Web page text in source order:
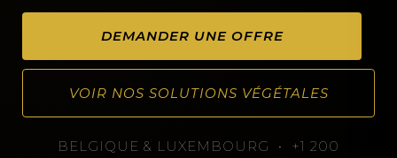
DEMANDER UNE OFFRE
VOIR NOS SOLUTIONS VÉGÉTALES
BELGIQUE & LUXEMBOURG • +1 200